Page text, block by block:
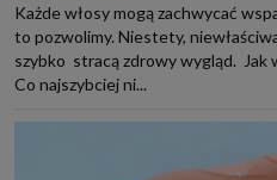
Każde włosy mogą zachwycać
to pozwolimy. Niestety,
szybko stracą zdrowy wygląd. Jak
Co najszybciej ni...